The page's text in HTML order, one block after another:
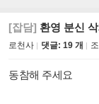
[잡담] 환영 분신
로천사 댓글: 19 개
동참해 주세요